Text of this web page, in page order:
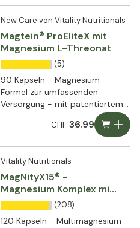
New Care von Vitality Nutritionals
Magtein® ProEliteX mit
Magnesium L-Threonat
(5)
90 Kapseln - Magnesium-
Formel zur umfassenden
Versorgung - mit patentiertem
CHF36.99
Vitality Nutritionals
MagNityX15® -
Magnesium Komplex mit
15 Verbindungen
(208)
120 Kapseln - Multimagnesium